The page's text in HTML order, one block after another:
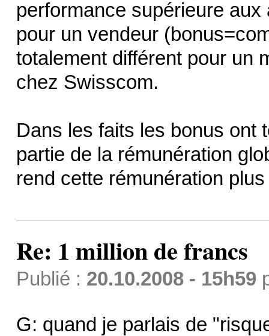
performance supérieure
pour un vendeur
totalement différent pour un
chez Swisscom.
Dans les faits les bonus ont
partie de la rémunération
rend cette rémunération
Re: 1 million de francs
Publié : 20.10.2008 - 15h59
G: quand je parlais de